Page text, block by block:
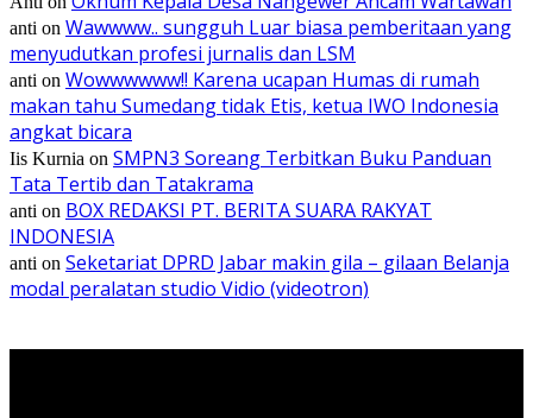
anti on Wawwww.. sungguh Luar biasa pemberitaan yang
menyudutkan profesi jurnalis dan LSM
anti on Wowwwwww!! Karena ucapan Humas di rumah
makan tahu Sumedang tidak Etis, ketua IWO Indonesia
angkat bicara
Iis Kurnia on SMPN3 Soreang Terbitkan Buku Panduan
Tata Tertib dan Tatakrama
anti on BOX REDAKSI PT. BERITA SUARA RAKYAT
INDONESIA
anti on Seketariat DPRD Jabar makin gila – gilaan Belanja
modal peralatan studio Vidio (videotron)